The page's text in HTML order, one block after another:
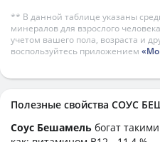
** В данной таблице указаны
минералов для взрослого
учетом вашего пола, возраста и
воспользуйтесь приложением
Полезные свойства СОУС
Соус Бешамель богат